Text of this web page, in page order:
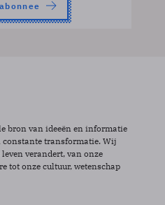
bron van ideeën en informatie
constante transformatie. Wij
verandert, van onze
tot onze cultuur, wetenschap